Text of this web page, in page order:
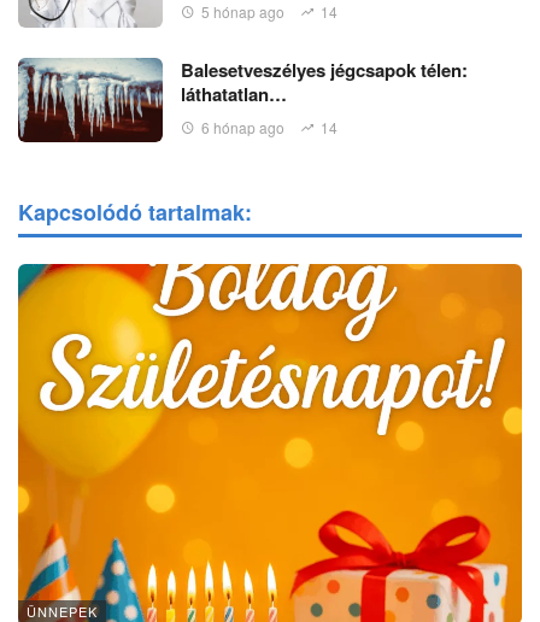
5 hónap ago 14
Balesetveszélyes jégcsapok télen:
láthatatlan…
6 hónap ago 14
Kapcsolódó tartalmak:
ÜNNEPEK